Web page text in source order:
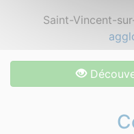
Saint-Vincent-